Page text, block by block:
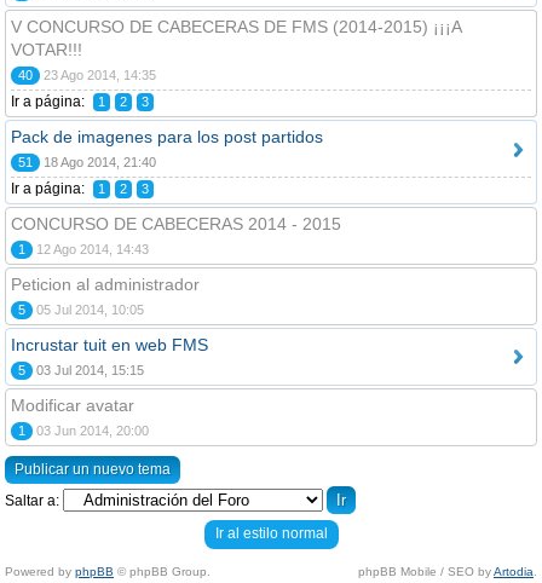
V CONCURSO DE CABECERAS DE FMS (2014-2015) ¡¡¡A
VOTAR!!!
40 23 Ago 2014, 14:35
Ir a página: 1 2 3
Pack de imagenes para los post partidos
51 18 Ago 2014, 21:40
Ir a página: 1 2 3
CONCURSO DE CABECERAS 2014 - 2015
1 12 Ago 2014, 14:43
Peticion al administrador
5 05 Jul 2014, 10:05
Incrustar tuit en web FMS
5 03 Jul 2014, 15:15
Modificar avatar
1 03 Jun 2014, 20:00
Publicar un nuevo tema
Saltar a:
Ir al estilo normal
Powered by phpBB © phpBB Group. phpBB Mobile / SEO byArtodia